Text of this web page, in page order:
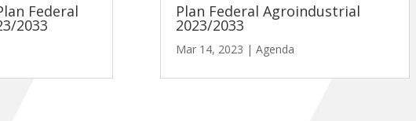
Federal
2033
Plan Federal Agroindustrial
2023/2033
Mar 14, 2023 | Agenda